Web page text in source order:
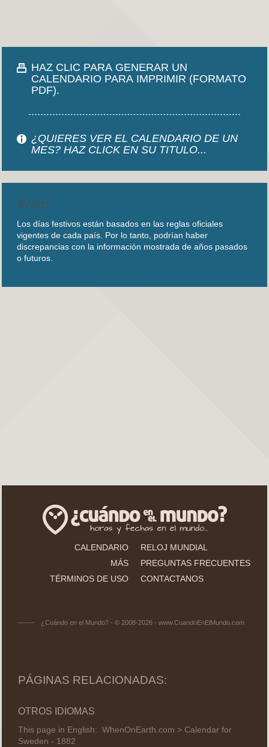
HAZ CLIC PARA GENERAR UN
CALENDARIO PARA IMPRIMIR (FORMATO
PDF).
¿QUIERES VER EL CALENDARIO DE UN
MES? HAZ CLICK EN SU TITULO...
AVISO
Los días festivos están basados en las reglas oficiales
vigentes de cada país. Por lo tanto, podrían haber
discrepancias con la información mostrada de años pasados
o futuros.
CALENDARIO
RELOJ MUNDIAL
MÁS
PREGUNTAS FRECUENTES
TÉRMINOS DE USO
CONTACTANOS
¿Cuándo en el Mundo? - © 2008-2026 - www.CuandoEnElMundo.com
PÁGINAS RELACIONADAS:
OTROS IDIOMAS
This page in English: WhenOnEarth.com > Calendar for
Sweden - 1882